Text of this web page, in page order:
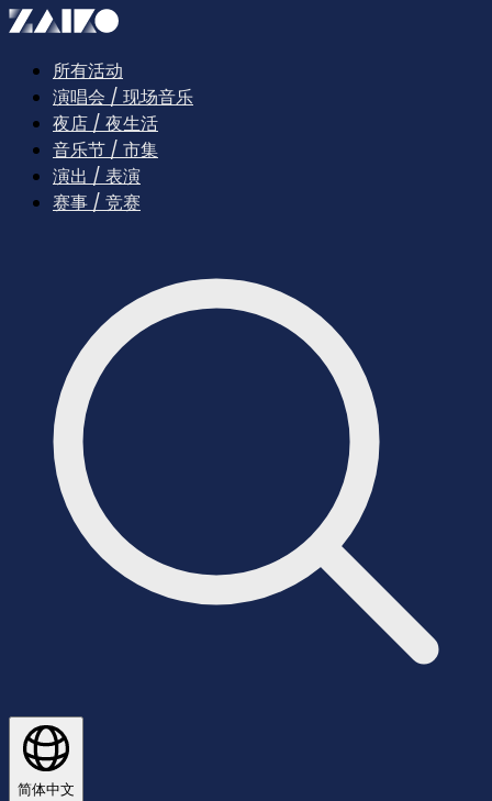
所有活动
演唱会 / 现场音乐
夜店 / 夜生活
音乐节 / 市集
演出 / 表演
赛事 / 竞赛
简体中文